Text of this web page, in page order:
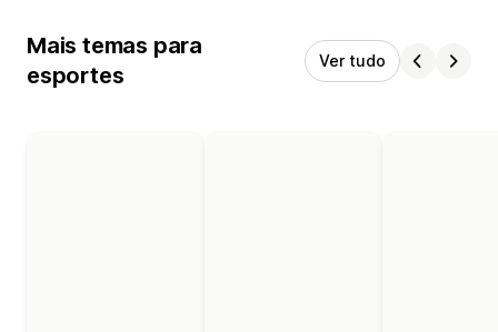
Mais temas para
esportes
Ver tudo